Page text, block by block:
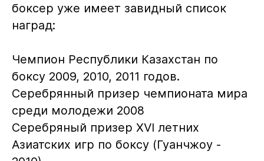
боксер уже имеет завидный список
наград:
Чемпион Республики Казахстан по
боксу 2009, 2010, 2011 годов.
Серебрянный призер чемпионата мира
среди молодежи 2008
Серебряный призер ХVI летних
Азиатских игр по боксу (Гуанчжоу -